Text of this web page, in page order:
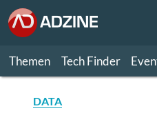
Themen Tech Finder
DATA